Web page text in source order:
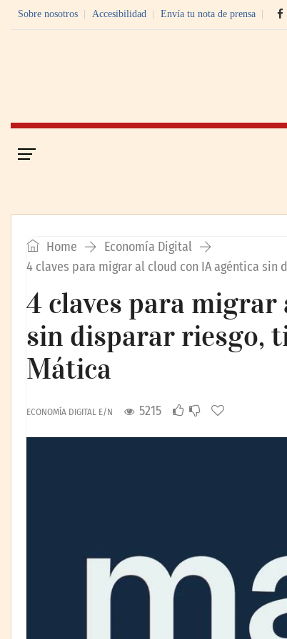
Sobre nosotros Accesibilidad Envía tu nota de prensa
Home
Economía Digital
4 claves para migrar al cloud con IA agéntica sin
4 claves para
sin disparar riesgo,
Mática
ECONOMÍA DIGITAL E/N 5215